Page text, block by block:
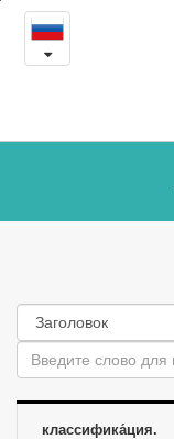
Доклады
классифика́ция.